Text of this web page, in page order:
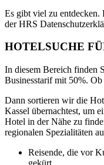
Es gibt viel zu entdecken.
der HRS
HOTELSUCHE
In diesem Bereich finden
Businesstarif mit 50%.
Dann sortieren wir die
Kassel übernachtest, um
Hotel in der Nähe zu
regionalen Spezialitäten
Reisende, die vor